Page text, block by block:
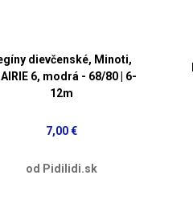
dievčenské, Minoti,
6, modrá - 68/80 | 6-
12m
7,00 €
od Pidilidi.sk